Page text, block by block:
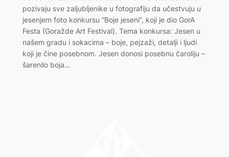
pozivaju sve zaljubljenike u fotografiju da učestvuju u
jesenjem foto konkursu “Boje jeseni”, koji je dio GorA
Festa (Goražde Art Festival). Tema konkursa: Jesen u
našem gradu i sokacima – boje, pejzaži, detalji i ljudi
koji je čine posebnom. Jesen donosi posebnu čaroliju –
šarenilo boja…